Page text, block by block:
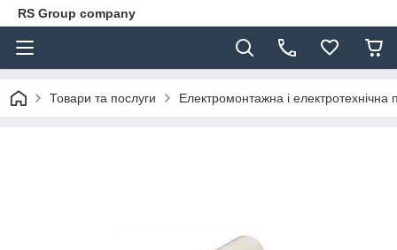
RS Group company
Товари та послуги Електромонтажна і електротехнічна